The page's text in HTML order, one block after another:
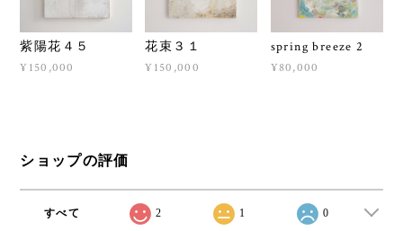
紫陽花４５
¥150,000
花束３１
¥150,000
spring breeze 2
¥80,000
ショップの評価
すべて 2 1 0